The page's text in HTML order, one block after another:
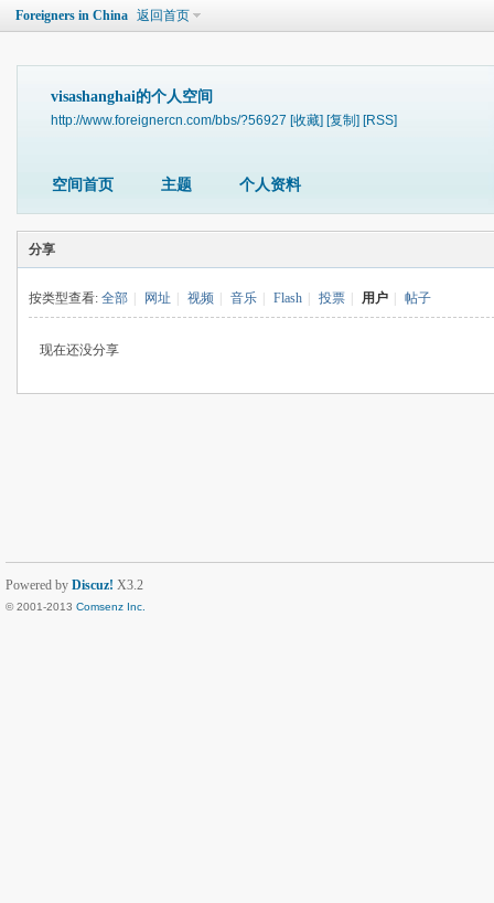
Foreigners in China 返回首页
visashanghai的个人空间
http://www.foreignercn.com/bbs/?56927 [收藏] [复制] [RSS]
空间首页 主题 个人资料
分享
按类型查看: 全部 网址 视频 音乐 Flash 投票 用户 帖子
现在还没分享
Powered by Discuz! X3.2
© 2001-2013 Comsenz Inc.